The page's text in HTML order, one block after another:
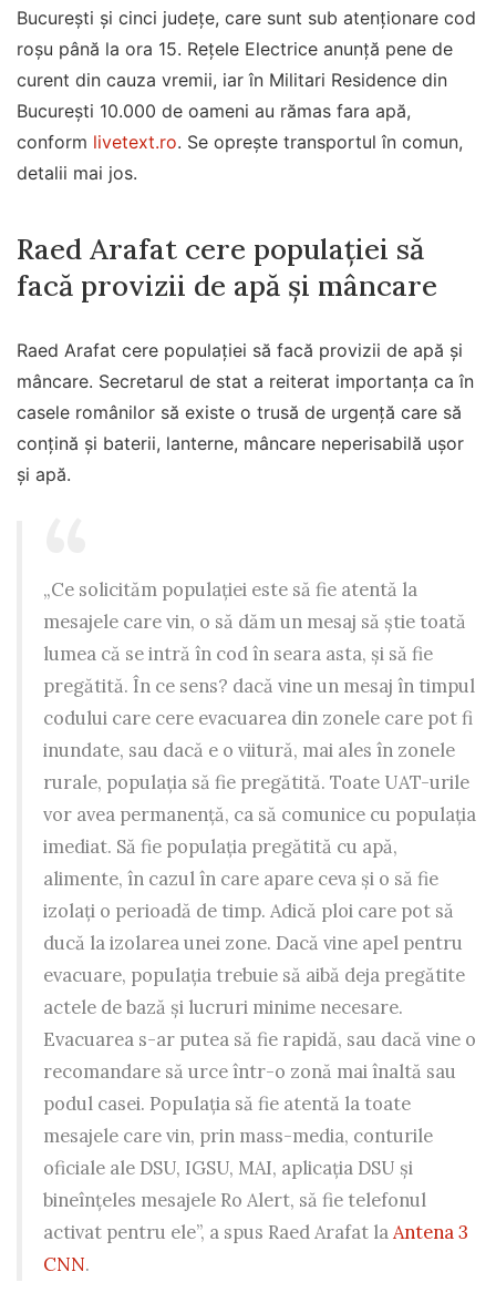
București și cinci județe, care sunt sub atenționare cod
roșu până la ora 15. Rețele Electrice anunță pene de
curent din cauza vremii, iar în Militari Residence din
București 10.000 de oameni au rămas fara apă,
conform livetext.ro. Se oprește transportul în comun,
detalii mai jos.
Raed Arafat cere populației să
facă provizii de apă și mâncare
Raed Arafat cere populației să facă provizii de apă și
mâncare. Secretarul de stat a reiterat importanța ca în
casele românilor să existe o trusă de urgență care să
conțină și baterii, lanterne, mâncare neperisabilă ușor
și apă.
„Ce solicităm populației este să fie atentă la
mesajele care vin, o să dăm un mesaj să știe toată
lumea că se intră în cod în seara asta, și să fie
pregătită. În ce sens? dacă vine un mesaj în timpul
codului care cere evacuarea din zonele care pot fi
inundate, sau dacă e o viitură, mai ales în zonele
rurale, populația să fie pregătită. Toate UAT-urile
vor avea permanență, ca să comunice cu populația
imediat. Să fie populația pregătită cu apă,
alimente, în cazul în care apare ceva și o să fie
izolați o perioadă de timp. Adică ploi care pot să
ducă la izolarea unei zone. Dacă vine apel pentru
evacuare, populația trebuie să aibă deja pregătite
actele de bază și lucruri minime necesare.
Evacuarea s-ar putea să fie rapidă, sau dacă vine o
recomandare să urce într-o zonă mai înaltă sau
podul casei. Populația să fie atentă la toate
mesajele care vin, prin mass-media, conturile
oficiale ale DSU, IGSU, MAI, aplicația DSU și
bineînțeles mesajele Ro Alert, să fie telefonul
activat pentru ele”, a spus Raed Arafat laAntena 3
CNN.